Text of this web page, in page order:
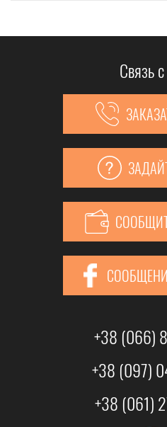
Связь
+38 (066)
+38 (097)
+38 (061)